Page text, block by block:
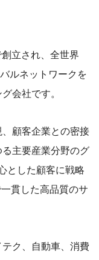
立され、全世界
ルネットワークを
会社です。
顧客企業との密接
主要産業分野のグ
とした顧客に戦略
貫した高品質のサ
ク、自動車、消費